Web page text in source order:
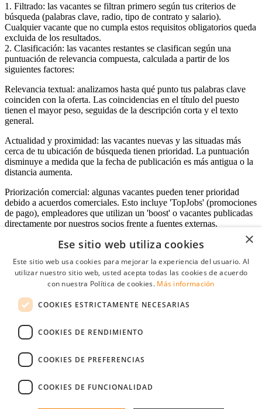
1. Filtrado: las vacantes se filtran primero según tus criterios de
búsqueda (palabras clave, radio, tipo de contrato y salario).
Cualquier vacante que no cumpla estos requisitos obligatorios queda
excluida de los resultados.
2. Clasificación: las vacantes restantes se clasifican según una
puntuación de relevancia compuesta, calculada a partir de los
siguientes factores:
Relevancia textual: analizamos hasta qué punto tus palabras clave
coinciden con la oferta. Las coincidencias en el título del puesto
tienen el mayor peso, seguidas de la descripción corta y el texto
general.
Actualidad y proximidad: las vacantes nuevas y las situadas más
cerca de tu ubicación de búsqueda tienen prioridad. La puntuación
disminuye a medida que la fecha de publicación es más antigua o la
distancia aumenta.
Priorización comercial: algunas vacantes pueden tener prioridad
debido a acuerdos comerciales. Esto incluye 'TopJobs' (promociones
de pago), empleadores que utilizan un 'boost' o vacantes publicadas
directamente por nuestros socios frente a fuentes externas.
Acceso empresas
Contraseña
Recordarme
Conectarse
Registro gratuito empresas
×
Ese sitio web utiliza cookies
Este sitio web usa cookies para mejorar la experiencia del usuario. Al
utilizar nuestro sitio web, usted acepta todas las cookies de acuerdo
con nuestra Política de cookies. Más información
COOKIES ESTRICTAMENTE NECESARIAS
COOKIES DE RENDIMIENTO
COOKIES DE PREFERENCIAS
COOKIES DE FUNCIONALIDAD